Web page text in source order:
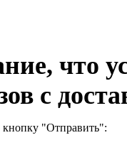
что
с
"Отправить":